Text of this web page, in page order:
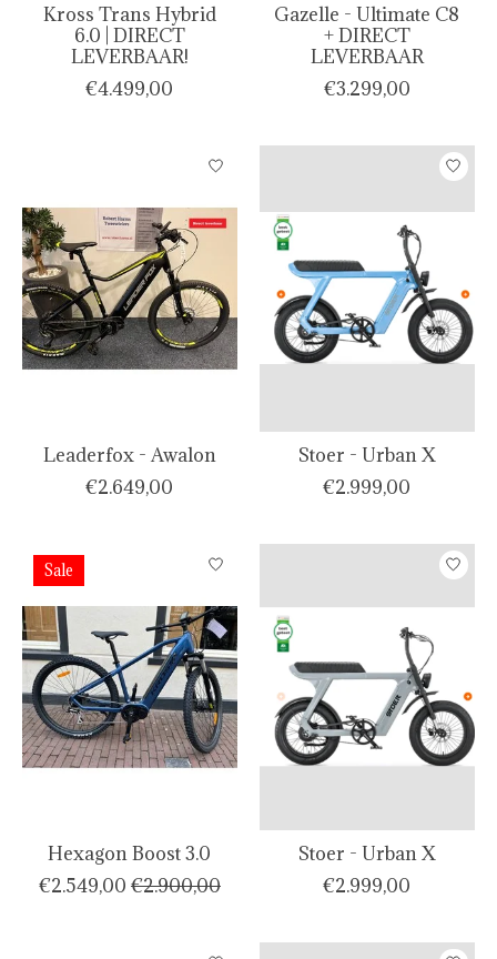
Kross Trans Hybrid
6.0 | DIRECT
LEVERBAAR!
€4.499,00
Gazelle - Ultimate C8
+ DIRECT
LEVERBAAR
€3.299,00
Leaderfox - Awalon
€2.649,00
Stoer - Urban X
€2.999,00
Sale
Hexagon Boost 3.0
€2.549,00 €2.900,00
Stoer - Urban X
€2.999,00